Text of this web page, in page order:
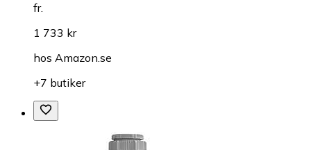
fr.
1 733 kr
hos Amazon.se
+7 butiker